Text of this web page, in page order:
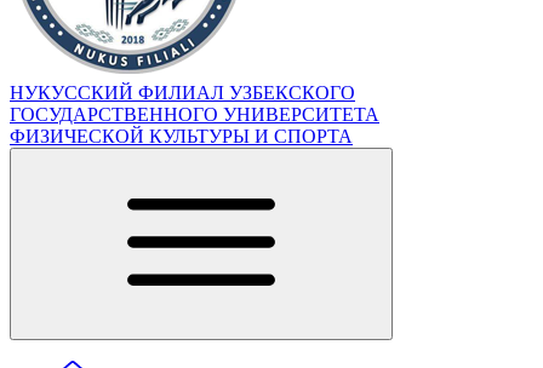
НУКУССКИЙ ФИЛИАЛ УЗБЕКСКОГО
ГОСУДАРСТВЕННОГО УНИВЕРСИТЕТА
ФИЗИЧЕСКОЙ КУЛЬТУРЫ И СПОРТА